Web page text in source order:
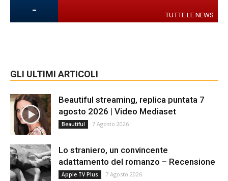
- TUTTE LE NEWS
GLI ULTIMI ARTICOLI
Beautiful streaming, replica puntata 7
agosto 2026 | Video Mediaset
Beautiful 7 Agosto 2026
Lo straniero, un convincente
adattamento del romanzo – Recensione
Apple TV Plus 7 Agosto 2026